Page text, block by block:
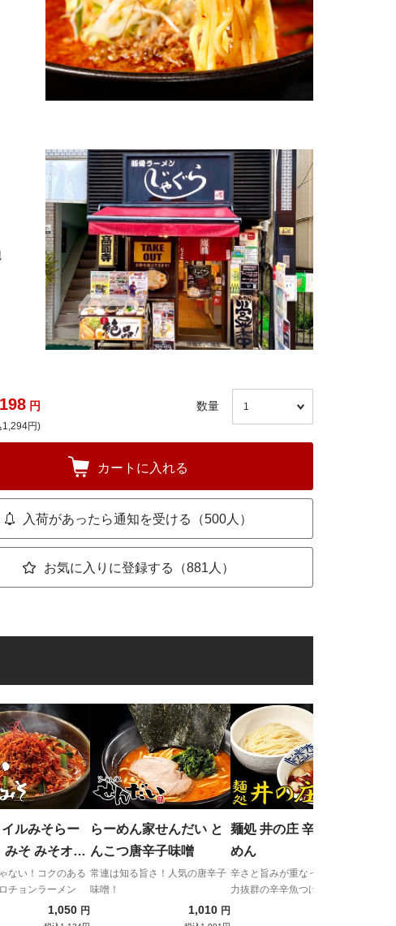
円
1,294円)
数量
カートに入れる
入荷があったら通知を受ける（500人）
お気に入りに登録する（881人）
ルみそらー
みそ みそオロ
めん
ない！コクのある
チョンラーメン
1,050 円
らーめん家せんだい と
んこつ唐辛子味噌
常連は知る旨さ！人気の唐辛子
味噌！
1,010 円
麺処 井の庄 辛辛魚つけ
めん
辛さと旨みが重なった、パンチ
力抜群の辛辛魚つけめん